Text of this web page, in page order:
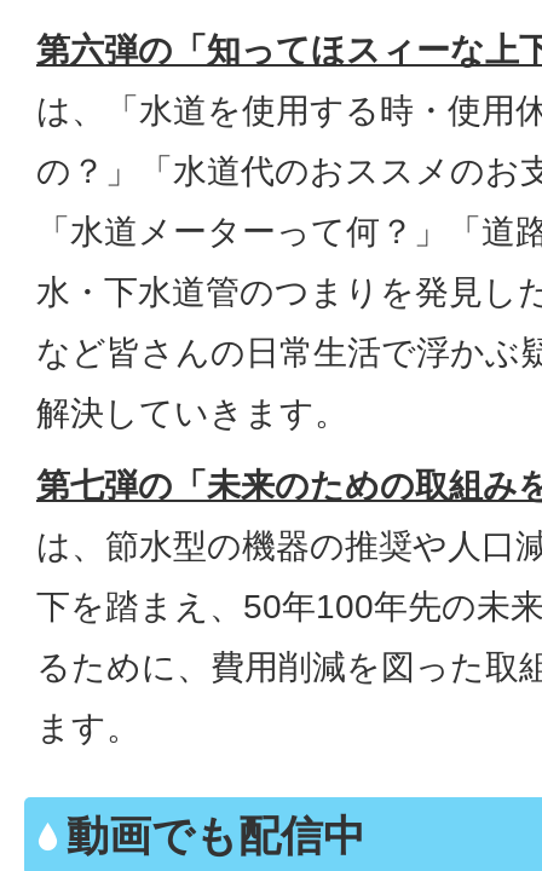
第六弾の「知ってほスィーな上
は、「水道を使用する時・使用
の？」「水道代のおススメのお
「水道メーターって何？」「道
水・下水道管のつまりを発見し
など皆さんの日常生活で浮かぶ
解決していきます。
第七弾の「未来のための取組み
は、節水型の機器の推奨や人口
下を踏まえ、50年100年先の未
るために、費用削減を図った取
ます。
動画でも配信中